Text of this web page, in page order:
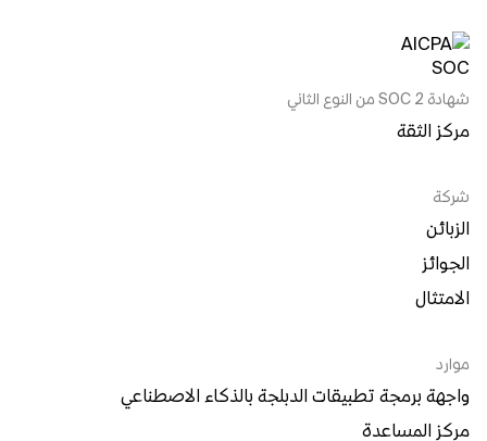
شهادة SOC 2 من النوع الثاني
مركز الثقة
شركة
الزبائن
الجوائز
الامتثال
موارد
واجهة برمجة تطبيقات الدبلجة بالذكاء الاصطناعي
مركز المساعدة